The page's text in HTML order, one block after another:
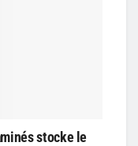
stocke le